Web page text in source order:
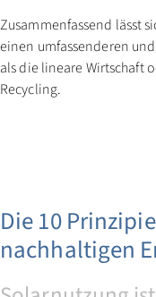
Zusammenfassend lässt
einen umfassenderen
als die lineare Wirtschaft
Recycling.
Die 10
nachhaltigen